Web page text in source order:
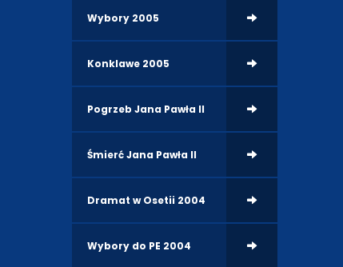
Wybory 2005
Konklawe 2005
Pogrzeb Jana Pawła II
Śmierć Jana Pawła II
Dramat w Osetii 2004
Wybory do PE 2004